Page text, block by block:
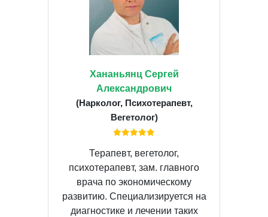
Хананьянц Сергей
Александрович
(Нарколог, Психотерапевт,
Вегетолог)
Терапевт, вегетолог,
психотерапевт, зам. главного
врача по экономическому
развитию. Специализируется на
диагностике и лечении таких